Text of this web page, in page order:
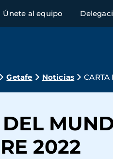
Únete al equipo
Getafe Noticias CARTA
2022